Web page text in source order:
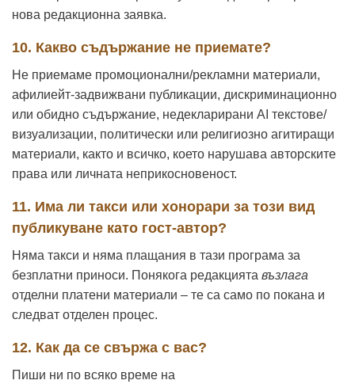
нова редакционна заявка.
10. Какво съдържание не приемате?
Не приемаме промоционални/рекламни материали,
афилиейт-задвижвани публикации, дискриминационно
или обидно съдържание, недекларирани AI текстове/
визуализации, политически или религиозно агитиращи
материали, както и всичко, което нарушава авторските
права или личната неприкосновеност.
11. Има ли такси или хонорари за този вид
публикуване като гост-автор?
Няма такси и няма плащания в тази програма за
безплатни приноси. Понякога редакцията възлага
отделни платени материали – те са само по покана и
следват отделен процес.
12. Как да се свържа с вас?
Пиши ни по всяко време на